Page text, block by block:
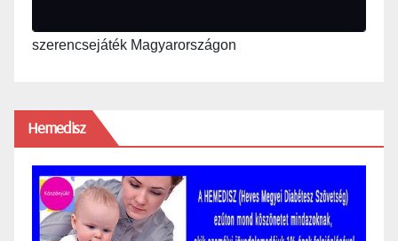
szerencsejáték Magyarországon
Hemedisz